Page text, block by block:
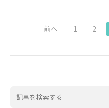
前へ 1 2